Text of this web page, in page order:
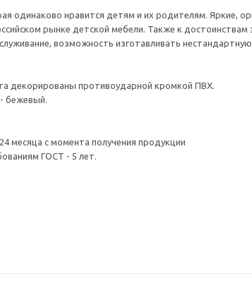
одинаково нравится детям и их родителям. Яркие,
рынке детской мебели. Также к достоинствам
возможность изготавливать
декорированы противоударной кромкой ПВХ.
бежевый.
месяца с момента получения продукции
ГОСТ - 5 лет.